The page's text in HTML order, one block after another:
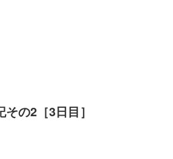
の2［3日目］